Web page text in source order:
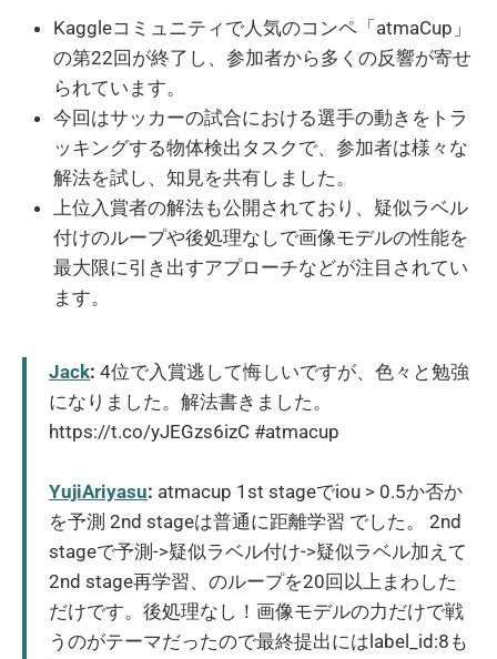
Kaggleコミュニティで人気のコンペ「atmaCup」
の第22回が終了し、参加者から多くの反響が寄せ
られています。
今回はサッカーの試合における選手の動きをトラ
ッキングする物体検出タスクで、参加者は様々な
解法を試し、知見を共有しました。
上位入賞者の解法も公開されており、疑似ラベル
付けのループや後処理なしで画像モデルの性能を
最大限に引き出すアプローチなどが注目されてい
ます。
Jack: 4位で入賞逃して悔しいですが、色々と勉強
になりました。解法書きました。
https://t.co/yJEGzs6izC #atmacup
YujiAriyasu: atmacup 1st stageでiou > 0.5か否か
を予測 2nd stageは普通に距離学習 でした。 2nd
stageで予測->疑似ラベル付け->疑似ラベル加えて
2nd stage再学習、のループを20回以上まわした
だけです。後処理なし！画像モデルの力だけで戦
うのがテーマだったので最終提出にはlabel_id:8も